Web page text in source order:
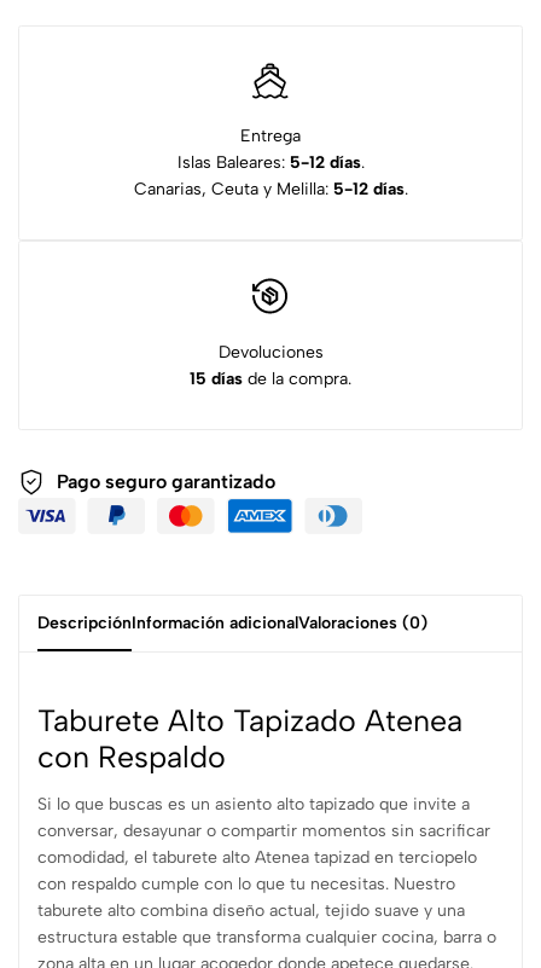
Entrega
Islas Baleares: 5-12 días.
Canarias, Ceuta y Melilla: 5-12 días.
Devoluciones
15 días de la compra.
Pago seguro garantizado
DescripciónInformación adicionalValoraciones (0)
Taburete Alto Tapizado Atenea
con Respaldo
Si lo que buscas es un asiento alto tapizado que invite a
conversar, desayunar o compartir momentos sin sacrificar
comodidad, el taburete alto Atenea tapizad en terciopelo
con respaldo cumple con lo que tu necesitas. Nuestro
taburete alto combina diseño actual, tejido suave y una
estructura estable que transforma cualquier cocina, barra o
zona alta en un lugar acogedor donde apetece quedarse.